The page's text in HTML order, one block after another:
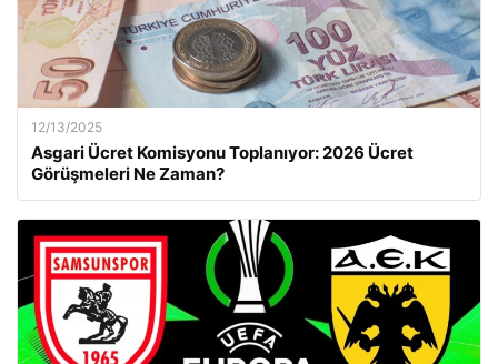
12/13/2025
Asgari Ücret Komisyonu Toplanıyor: 2026 Ücret
Görüşmeleri Ne Zaman?